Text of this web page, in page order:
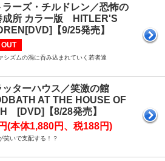
ラーズ・チルドレン／恐怖の
成所 カラー版 HITLER'S
【9/25発売】
シズムの渦に呑み込まれていく若者達
ッターハウス／笑激の館
AT THE HOUSE OF
[DVD]【8/28発売】
(本体1,880円、税188円)
笑いで支配する！？